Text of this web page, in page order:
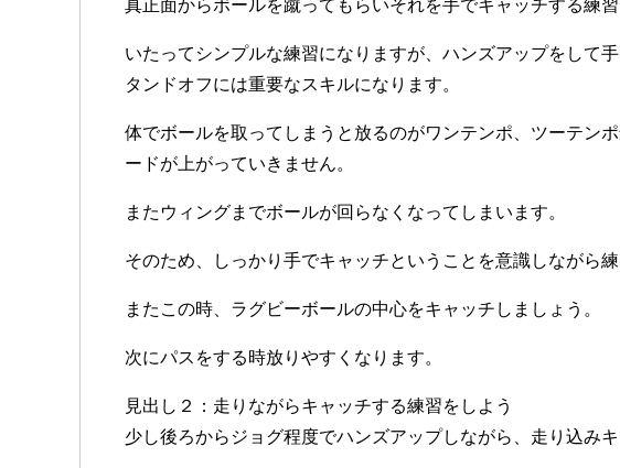
真正面からボールを蹴ってもらいそれを手でキャッチする練習
いたってシンプルな練習になりますが、ハンズアップをして
タンドオフには重要なスキルになります。
体でボールを取ってしまうと放るのがワンテンポ、ツーテン
ードが上がっていきません。
またウィングまでボールが回らなくなってしまいます。
そのため、しっかり手でキャッチということを意識しながら練
またこの時、ラグビーボールの中心をキャッチしましょう。
次にパスをする時放りやすくなります。
見出し２：走りながらキャッチする練習をしよう
少し後ろからジョグ程度でハンズアップしながら、走り込みキ